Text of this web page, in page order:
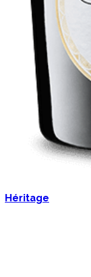
Héritage